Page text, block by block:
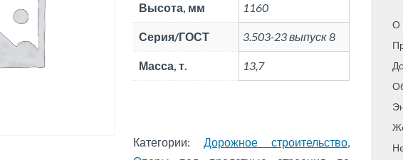
Высота, мм 1160
Серия/ГОСТ 3.503-23 выпуск 8
Масса, т. 13,7
Категории: Дорожное строительство,
О